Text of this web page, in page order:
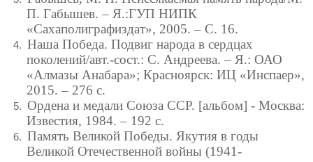
П. Габышев. – Я.:ГУП НИПК
«Сахаполиграфиздат», 2005. – С. 16.
4. Наша Победа. Подвиг народа в сердцах
поколений/авт.-сост.: С. Андреева. – Я.: ОАО
«Алмазы Анабара»; Красноярск: ИЦ «Инспаер»,
2015. – 276 с.
5. Ордена и медали Союза ССР. [альбом] - Москва:
Известия, 1984. – 192 с.
6. Память Великой Победы. Якутия в годы
Великой Отечественной войны (1941-